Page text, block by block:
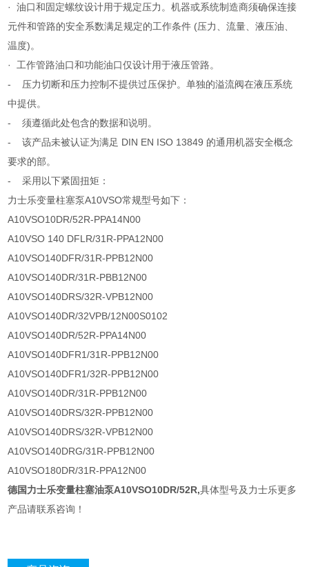
· 油口和固定螺纹设计用于规定压力。机器或系统制造商须确保连接
元件和管路的安全系数满足规定的工作条件 (压力、流量、液压油、
温度)。
· 工作管路油口和功能油口仅设计用于液压管路。
- 压力切断和压力控制不提供过压保护。单独的溢流阀在液压系统
中提供。
- 须遵循此处包含的数据和说明。
- 该产品未被认证为满足 DIN EN ISO 13849 的通用机器安全概念
要求的部。
- 采用以下紧固扭矩：
力士乐变量柱塞泵A10VSO常规型号如下：
A10VSO10DR/52R-PPA14N00
A10VSO 140 DFLR/31R-PPA12N00
A10VSO140DFR/31R-PPB12N00
A10VSO140DR/31R-PBB12N00
A10VSO140DRS/32R-VPB12N00
A10VSO140DR/32VPB/12N00S0102
A10VSO140DR/52R-PPA14N00
A10VSO140DFR1/31R-PPB12N00
A10VSO140DFR1/32R-PPB12N00
A10VSO140DR/31R-PPB12N00
A10VSO140DRS/32R-PPB12N00
A10VSO140DRS/32R-VPB12N00
A10VSO140DRG/31R-PPB12N00
A10VSO180DR/31R-PPA12N00
德国力士乐变量柱塞油泵A10VSO10DR/52R​​,具体型号及力士乐更多
产品请联系咨询！